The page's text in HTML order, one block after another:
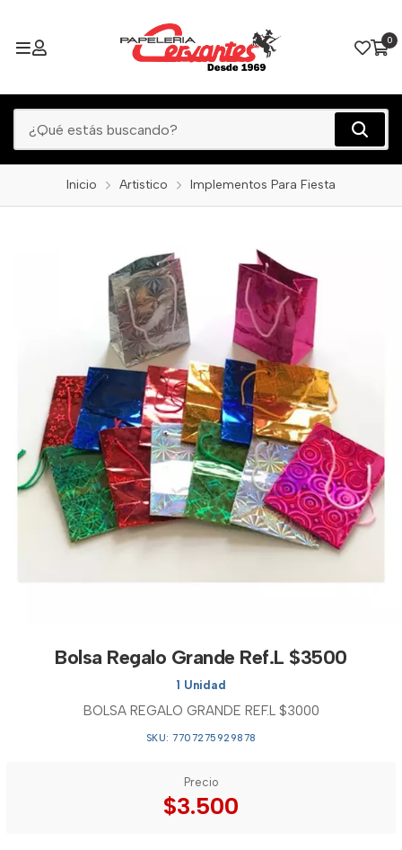
0
Inicio Artistico Implementos Para Fiesta
Bolsa Regalo Grande Ref.L $3500
1 Unidad
BOLSA REGALO GRANDE REF.L $3000
SKU: 7707275929878
Precio
$3.500